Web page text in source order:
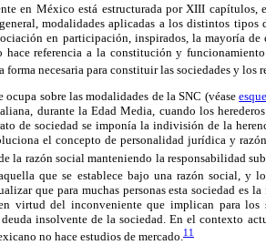
en México está estructurada por XIII capítulos,
modalidades aplicadas a los distintos
en participación, inspirados, la mayoría
hace referencia a la constitución y
necesaria para constituir las sociedades y los
ocupa sobre las modalidades de la SNC (véase
durante la Edad Media, cuando los
de sociedad se imponía la indivisión de la
el concepto de personalidad jurídica y
la razón social manteniendo la responsabilidad
que se establece bajo una razón social, y
que para muchas personas esta sociedad es
virtud del inconveniente que implican para
insolvente de la sociedad. En el contexto
no hace estudios de mercado.11